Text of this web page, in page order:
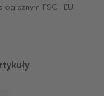
FSC i EU